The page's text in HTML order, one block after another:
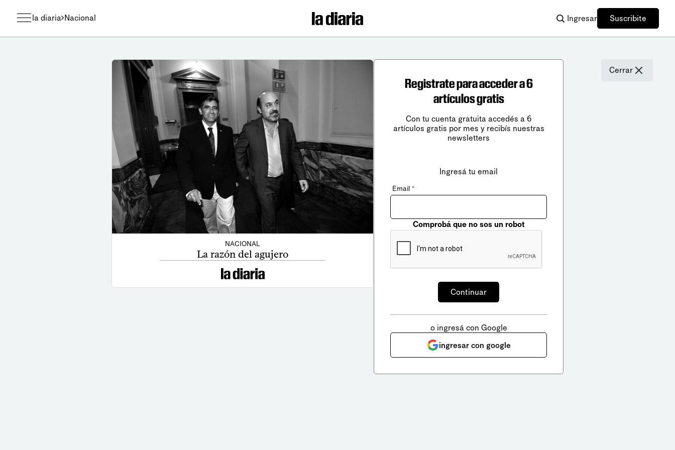
la diaria Nacional Ingresar Suscribite
NACIONAL
La razón del agujero
Cerrar
Registrate para acceder a 6
artículos gratis
Con tu cuenta gratuita accedés a 6
artículos gratis por mes y recibís nuestras
newsletters
Ingresá tu email
Email *
Comprobá que no sos un robot
o ingresá con Google
ingresar con google